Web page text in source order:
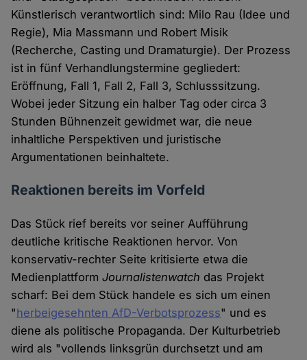
Künstlerisch verantwortlich sind: Milo Rau (Idee und
Regie), Mia Massmann und Robert Misik
(Recherche, Casting und Dramaturgie). Der Prozess
ist in fünf Verhandlungstermine gegliedert:
Eröffnung, Fall 1, Fall 2, Fall 3, Schlusssitzung.
Wobei jeder Sitzung ein halber Tag oder circa 3
Stunden Bühnenzeit gewidmet war, die neue
inhaltliche Perspektiven und juristische
Argumentationen beinhaltete.
Reaktionen bereits im Vorfeld
Das Stück rief bereits vor seiner Aufführung
deutliche kritische Reaktionen hervor. Von
konservativ-rechter Seite kritisierte etwa die
MedienplattformJournalistenwatch das Projekt
scharf: Bei dem Stück handele es sich um einen
"herbeigesehnten AfD-Verbotsprozess" und es
diene als politische Propaganda. Der Kulturbetrieb
wird als "vollends linksgrün durchsetzt und am